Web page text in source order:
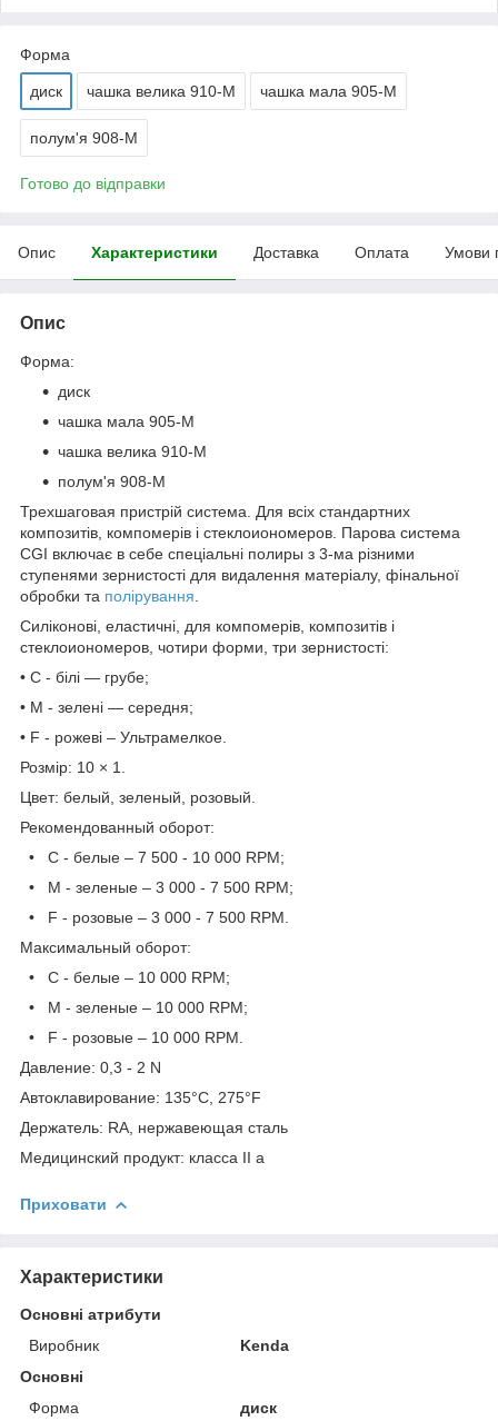
Форма
диск чашка велика 910-М чашка мала 905-М
полум'я 908-М
Готово до відправки
Опис Характеристики Доставка Оплата Умови
Опис
Форма:
диск
чашка мала 905-М
чашка велика 910-М
полум'я 908-М
Трехшаговая пристрій система. Для всіх стандартних
композитів, компомерів і стеклоиономеров. Парова система
CGI включає в себе спеціальні полиры з 3-ма різними
ступенями зернистості для видалення матеріалу, фінальної
обробки та полірування
Силіконові, еластичні, для компомерів, композитів і
стеклоиономеров, чотири форми, три зернистості:
• C - білі — грубе;
• M - зелені — середня;
• F - рожеві – Ультрамелкое.
Розмір: 10 × 1.
Цвет: белый, зеленый, розовый.
Рекомендованный оборот:
• C - белые – 7 500 - 10 000 RPM;
• M - зеленые – 3 000 - 7 500 RPM;
• F - розовые – 3 000 - 7 500 RPM.
Максимальный оборот:
• C - белые – 10 000 RPM;
• M - зеленые – 10 000 RPM;
• F - розовые – 10 000 RPM.
Давление: 0,3 - 2 N
Автоклавирование: 135°C, 275°F
Держатель: RA, нержавеющая сталь
Медицинский продукт: класса II a
Приховати
Характеристики
Основні атрибути
Виробник
Kenda
Основні
Форма
диск